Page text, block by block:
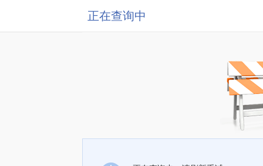
正在查询中